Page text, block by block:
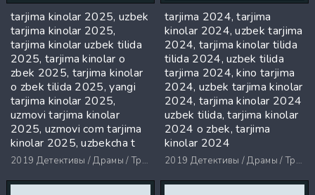
tarjima kinolar 2025, uzbek
tarjima kinolar 2025,
tarjima kinolar uzbek tilida
2025, tarjima kinolar o
zbek 2025, tarjima kinolar
o zbek tilida 2025, yangi
tarjima kinolar 2025,
uzmovi tarjima kinolar
2025, uzmovi com tarjima
kinolar 2025, uzbekcha t
2019 Детективы / Драмы / Триллеры / Ужасы
tarjima 2024, tarjima
kinolar 2024, uzbek tarjima
2024, tarjima kinolar tilida
tilida 2024, uzbek tilida
tarjima 2024, kino tarjima
2024, uzbek tarjima kinolar
2024, tarjima kinolar 2024
uzbek tilida, tarjima kinolar
2024 o zbek, tarjima
kinolar 2024
2019 Детективы / Драмы / Триллеры / Ужасы